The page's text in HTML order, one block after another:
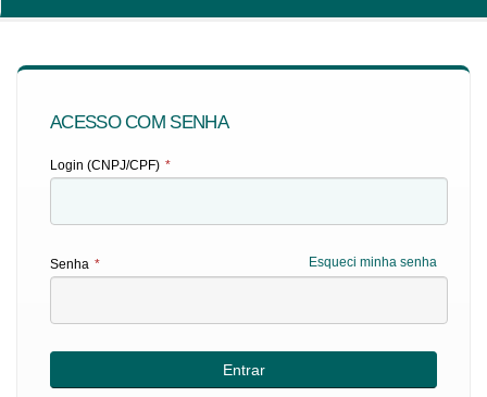
ACESSO COM SENHA
Login (CNPJ/CPF) *
Esqueci minha senha
Senha *